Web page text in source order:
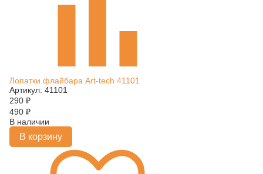
Лопатки флайбара Art-tech 41101
Артикул: 41101
290 ₽
490 ₽
В наличии
В корзину